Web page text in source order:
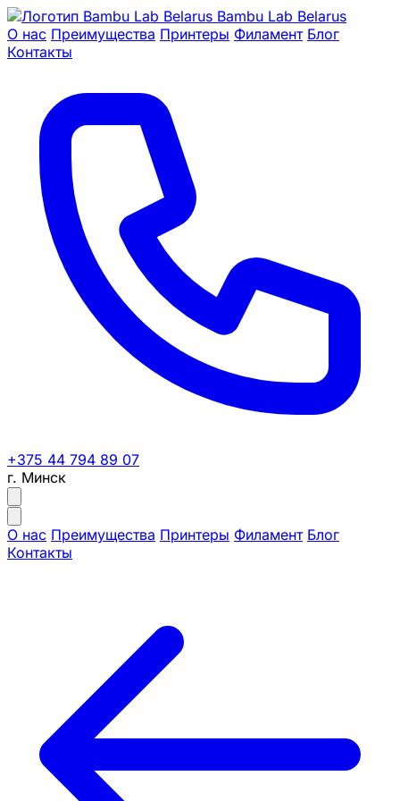
Bambu Lab Belarus
О нас Преимущества Принтеры Филамент Блог
Контакты
+375 44 794 89 07
г. Минск
О нас Преимущества Принтеры Филамент Блог
Контакты